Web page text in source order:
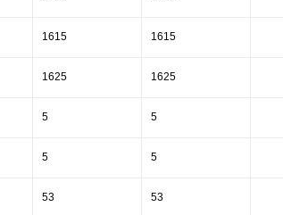
1615 1615
1625 1625
5 5
5 5
53 53